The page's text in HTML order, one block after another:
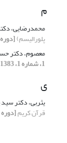
م
محمدرضایی،
پلورالیسم)[دوره 1، شماره 1، 1383]
معصوم، دکتر
1، شماره 1، 1383]
ی
یثربی، دکتر
قرآن کریم[دوره 1، شماره 1، 1383]